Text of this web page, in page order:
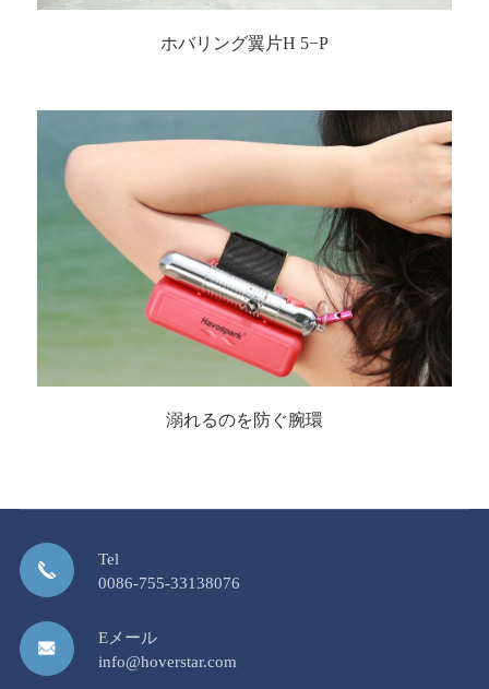
ホバリング翼片H 5−P
溺れるのを防ぐ腕環
Tel
0086-755-33138076
Eメール
info@hoverstar.com